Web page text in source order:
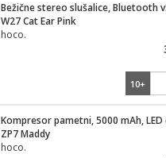
Bežične stereo slušalice, Bluetooth
W27 Cat Ear Pink
hoco.
10+
ZP7 Maddy
hoco.